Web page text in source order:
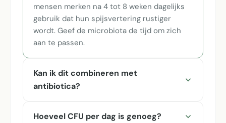
mensen merken na 4 tot 8 weken dagelijks
gebruik dat hun spijsvertering rustiger
wordt. Geef de microbiota de tijd om zich
aan te passen.
Kan ik dit combineren met
antibiotica?
Hoeveel CFU per dag is genoeg?